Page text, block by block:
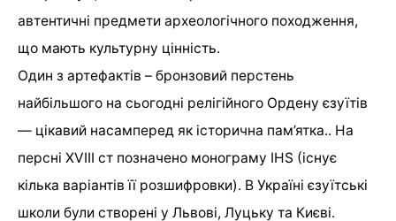
автентичні предмети археологічного походження,
що мають культурну цінність.
Один з артефактів – бронзовий перстень
найбільшого на сьогодні релігійного Ордену єзуїтів
— цікавий насамперед як історична пам’ятка.. На
персні XVIII ст позначено монограму IHS (існує
кілька варіантів її розшифровки). В Україні єзуїтські
школи були створені у Львові, Луцьку та Києві.